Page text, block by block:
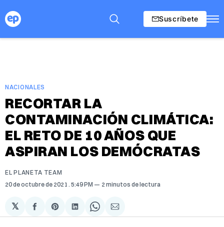
Suscríbete
NACIONALES
RECORTAR LA
CONTAMINACIÓN CLIMÁTICA:
EL RETO DE 10 AÑOS QUE
ASPIRAN LOS DEMÓCRATAS
EL PLANETA TEAM
20 de octubre de 2021 . 5:49 PM 2 minutos de lectura
𝕏
Compartir
en
Share
on
Compartir
en
Share
on
Compartir
via